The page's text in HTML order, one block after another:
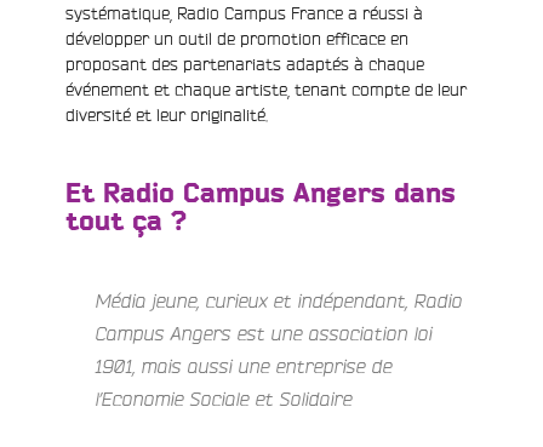
systématique, Radio Campus France a réussi à
développer un outil de promotion efficace en
proposant des partenariats adaptés à chaque
événement et chaque artiste, tenant compte de leur
diversité et leur originalité.
Et Radio Campus Angers dans
tout ça ?
Média jeune, curieux et indépendant, Radio
Campus Angers est une association loi
1901, mais aussi une entreprise de
l’Economie Sociale et Solidaire